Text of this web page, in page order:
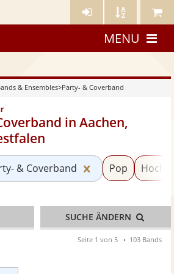
Künstler- Künstler Meine
MENU
& Ensembles>Party- & Coverband
in Aachen,
& Ensembles»
& Coverband Kategorie
Pop
SUCHE ÄNDERN
Seite 1 von 5 103 Bands